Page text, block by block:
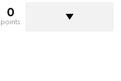
0
points